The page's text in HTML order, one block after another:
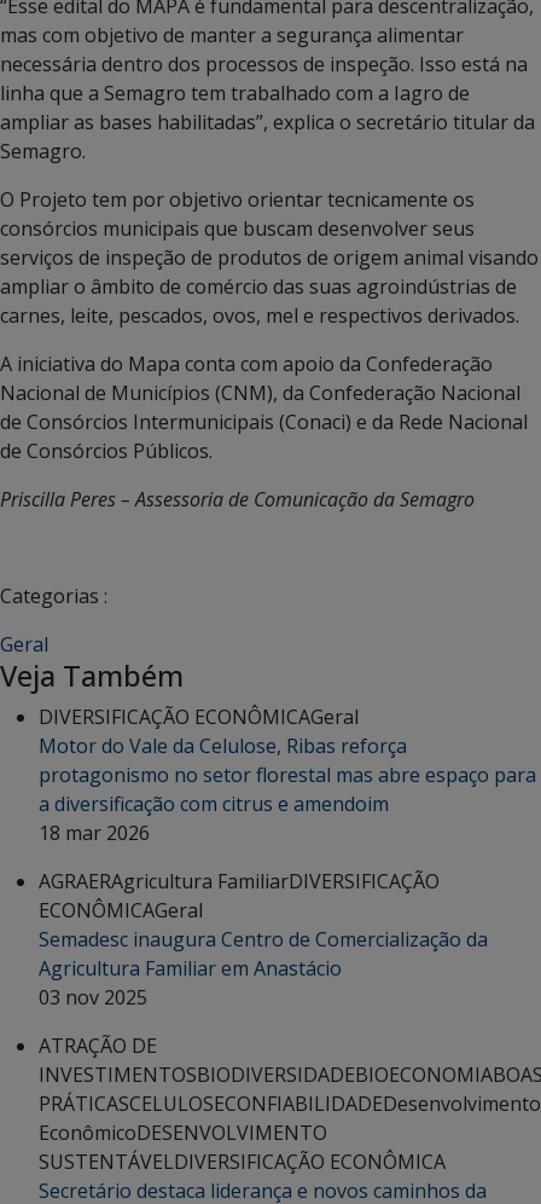
“Esse edital do MAPA é fundamental para descentralização,
mas com objetivo de manter a segurança alimentar
necessária dentro dos processos de inspeção. Isso está na
linha que a Semagro tem trabalhado com a Iagro de
ampliar as bases habilitadas”, explica o secretário titular da
Semagro.
O Projeto tem por objetivo orientar tecnicamente os
consórcios municipais que buscam desenvolver seus
serviços de inspeção de produtos de origem animal visando
ampliar o âmbito de comércio das suas agroindústrias de
carnes, leite, pescados, ovos, mel e respectivos derivados.
A iniciativa do Mapa conta com apoio da Confederação
Nacional de Municípios (CNM), da Confederação Nacional
de Consórcios Intermunicipais (Conaci) e da Rede Nacional
de Consórcios Públicos.
Priscilla Peres – Assessoria de Comunicação da Semagro
Categorias :
Geral
Veja Também
DIVERSIFICAÇÃO ECONÔMICAGeral
Motor do Vale da Celulose, Ribas reforça
protagonismo no setor florestal mas abre espaço para
a diversificação com citrus e amendoim
18 mar 2026
AGRAERAgricultura FamiliarDIVERSIFICAÇÃO
ECONÔMICAGeral
Semadesc inaugura Centro de Comercialização da
Agricultura Familiar em Anastácio
03 nov 2025
ATRAÇÃO DE
INVESTIMENTOSBIODIVERSIDADEBIOECONOMIA
PRÁTICASCELULOSECONFIABILIDADEDesenvolvimento
EconômicoDESENVOLVIMENTO
SUSTENTÁVELDIVERSIFICAÇÃO ECONÔMICA
Secretário destaca liderança e novos caminhos da